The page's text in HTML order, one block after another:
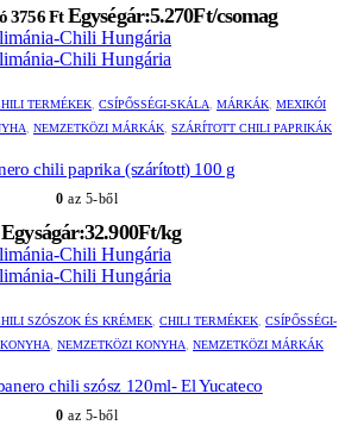
3756Ft Egységár:5.270Ft/csomag
TERMÉKEK CSÍPŐSSÉGI-SKÁLA MÁRKÁK MEXIKÓI
NEMZETKÖZI MÁRKÁK SZÁRÍTOTT CHILI PAPRIKÁK
chili paprika (szárított) 100 g
0 az 5-ből
Egyságár:32.900Ft/kg
SZÓSZOK ÉS KRÉMEK CHILI TERMÉKEK CSÍPŐSSÉGI-
NEMZETKÖZI KONYHA NEMZETKÖZI MÁRKÁK
chili szósz 120ml- El Yucateco
0 az 5-ből